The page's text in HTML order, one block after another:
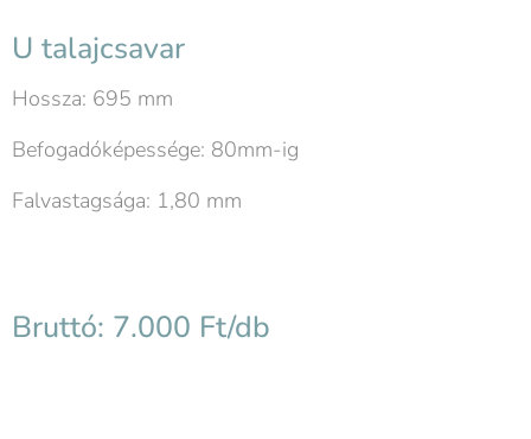
U talajcsavar
Hossza: 695 mm
Befogadóképessége: 80mm-ig
Falvastagsága: 1,80 mm
Bruttó: 7.000 Ft/db